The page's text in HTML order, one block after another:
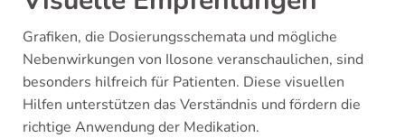
Grafiken, die Dosierungsschemata und mögliche
Nebenwirkungen von Ilosone veranschaulichen, sind
besonders hilfreich für Patienten. Diese visuellen
Hilfen unterstützen das Verständnis und fördern die
richtige Anwendung der Medikation.